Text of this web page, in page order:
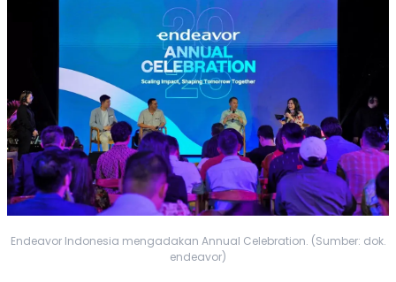
Endeavor Indonesia mengadakan Annual Celebration. (Sumber: dok.
endeavor)